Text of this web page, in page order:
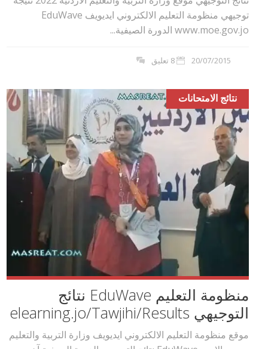
توجيهي منظومة التعليم الالكتروني ايديويف EduWave
www.moe.gov.jo الدورة الصيفية...
20/07/2015 8 تعليق
نتائج الامتحانات
منظومة التعليم EduWave نتائج
التوجيهي elearning.jo/Tawjihi/Results
موقع منظومة التعليم الالكتروني ايديويف وزارة التربية والتعليم